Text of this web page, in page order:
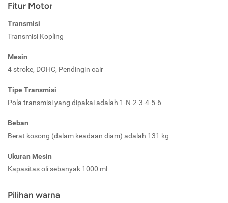
Fitur Motor
Transmisi
Transmisi Kopling
Mesin
4 stroke, DOHC, Pendingin cair
Tipe Transmisi
Pola transmisi yang dipakai adalah 1-N-2-3-4-5-6
Beban
Berat kosong (dalam keadaan diam) adalah 131 kg
Ukuran Mesin
Kapasitas oli sebanyak 1000 ml
Pilihan warna